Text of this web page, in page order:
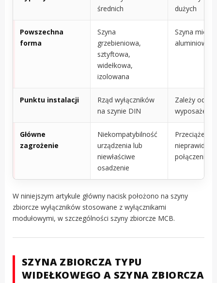
średnich
dużych
Powszechna
forma
Szyna
grzebieniowa,
sztyftowa,
widełkowa,
izolowana
Szyna
aluminiowa
Punktu instalacji
Rząd wyłączników
na szynie DIN
Zależy od
wyposażenia
Główne
zagrożenie
Niekompatybilność
urządzenia lub
niewłaściwe
osadzenie
Przeciążenie
połączenie
W niniejszym artykule główny nacisk położono na szyny
zbiorcze wyłączników stosowane z wyłącznikami
modułowymi, w szczególności szyny zbiorcze MCB.
SZYNA ZBIORCZA TYPU
WIDEŁKOWEGO A SZYNA ZBIORCZA